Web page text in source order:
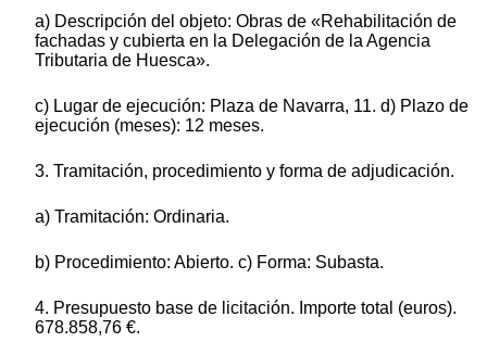
a) Descripción del objeto: Obras de «Rehabilitación de
fachadas y cubierta en la Delegación de la Agencia
Tributaria de Huesca».
c) Lugar de ejecución: Plaza de Navarra, 11. d) Plazo de
ejecución (meses): 12 meses.
3. Tramitación, procedimiento y forma de adjudicación.
a) Tramitación: Ordinaria.
b) Procedimiento: Abierto. c) Forma: Subasta.
4. Presupuesto base de licitación. Importe total (euros).
678.858,76 €.